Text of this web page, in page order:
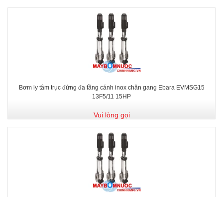
Bơm ly tâm trục đứng đa tầng cánh inox chân gang Ebara EVMSG15
13F5/11 15HP
Vui lòng gọi